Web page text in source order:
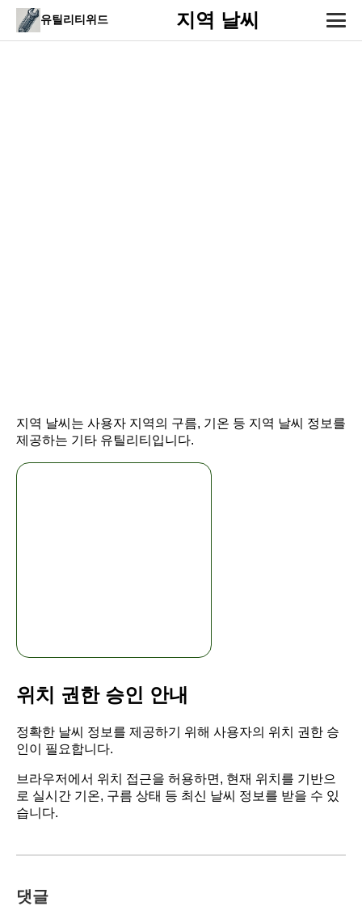
유틸리티위드 지역 날씨
지역 날씨는 사용자 지역의 구름, 기온 등 지역 날씨 정보를
제공하는 기타 유틸리티입니다.
위치 권한 승인 안내
정확한 날씨 정보를 제공하기 위해 사용자의 위치 권한 승
인이 필요합니다.
브라우저에서 위치 접근을 허용하면, 현재 위치를 기반으
로 실시간 기온, 구름 상태 등 최신 날씨 정보를 받을 수 있
습니다.
댓글